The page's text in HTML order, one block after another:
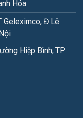
Hóa
Geleximco, Đ.Lê
Hiệp Bình, TP